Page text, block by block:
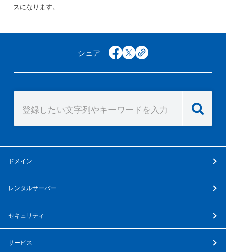
スになります。
シェア facebook
x copy
ドメイン
レンタルサーバー
セキュリティ
サービス